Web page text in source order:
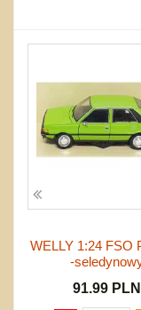
WELLY 1:24 FSO
-
91.99 PLN